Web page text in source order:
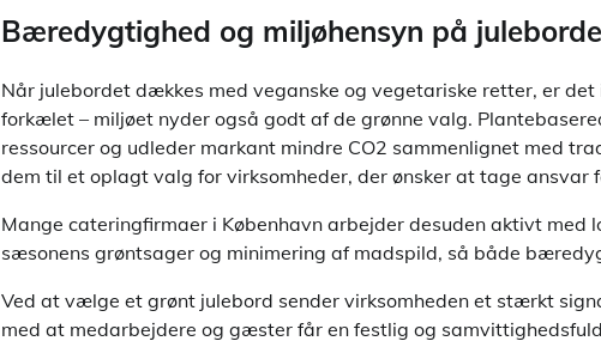
Bæredygtighed og miljøhensyn på
Når julebordet dækkes med veganske og vegetariske retter, er det
forkælet – miljøet nyder også godt af de grønne valg.
ressourcer og udleder markant mindre CO2 sammenlignet med
dem til et oplagt valg for virksomheder, der ønsker at tage ansvar
Mange cateringfirmaer i København arbejder desuden aktivt med
sæsonens grøntsager og minimering af madspild, så både
Ved at vælge et grønt julebord sender virksomheden et stærkt
med at medarbejdere og gæster får en festlig og